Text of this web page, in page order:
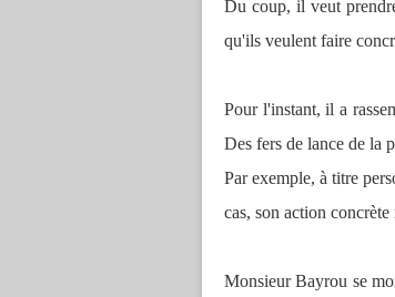
Du coup, il veut
qu'ils veulent faire
Pour l'instant, il a
Des fers de lance de la
Par exemple, à titre
cas, son action
Monsieur Bayrou se